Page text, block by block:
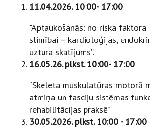
11.04.2026. 10:00- 17:00
"Aptaukošanās: no riska faktora
slimībai – kardioloģijas,
uztura skatījums”.
16.05.26. plkst. 10:00- 17:00
“Skeleta muskulatūras motorā
atmiņa un fasciju sistēmas
rehabilitācijas praksē”
30.05.2026. plkst. 10:00 - 17:00